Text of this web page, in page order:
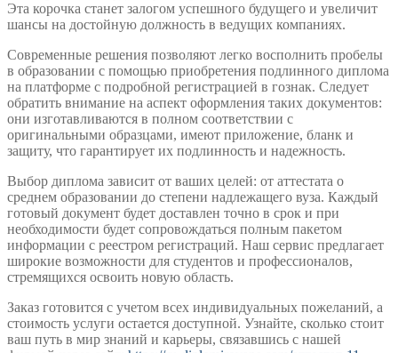
Эта корочка станет залогом успешного будущего и увеличит
шансы на достойную должность в ведущих компаниях.
Современные решения позволяют легко восполнить пробелы
в образовании с помощью приобретения подлинного диплома
на платформе с подробной регистрацией в гознак. Следует
обратить внимание на аспект оформления таких документов:
они изготавливаются в полном соответствии с
оригинальными образцами, имеют приложение, бланк и
защиту, что гарантирует их подлинность и надежность.
Выбор диплома зависит от ваших целей: от аттестата о
среднем образовании до степени надлежащего вуза. Каждый
готовый документ будет доставлен точно в срок и при
необходимости будет сопровождаться полным пакетом
информации с реестром регистраций. Наш сервис предлагает
широкие возможности для студентов и профессионалов,
стремящихся освоить новую область.
Заказ готовится с учетом всех индивидуальных пожеланий, а
стоимость услуги остается доступной. Узнайте, сколько стоит
ваш путь в мир знаний и карьеры, связавшись с нашей